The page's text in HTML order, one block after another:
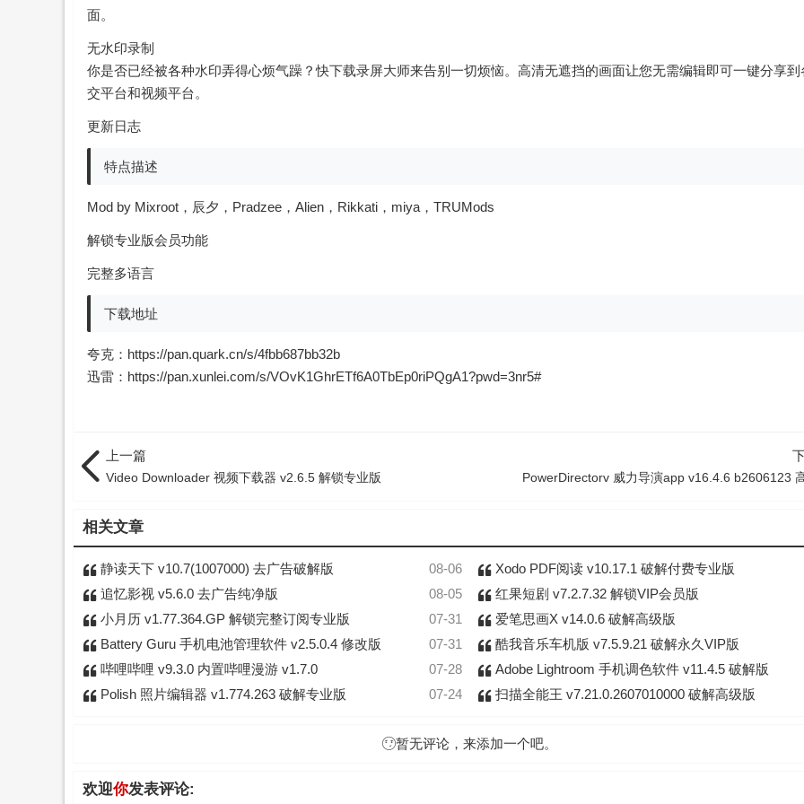
面。
无水印录制
你是否已经被各种水印弄得心烦气躁？快下载录屏大师来告别一切烦恼。高清无遮挡的画面让您无需编辑即可一键分享到
交平台和视频平台。
更新日志
特点描述
Mod by Mixroot，辰夕，Pradzee，Alien，Rikkati，miya，TRUMods
解锁专业版会员功能
完整多语言
下载地址
夸克： https://pan.quark.cn/s/4fbb687bb32b
迅雷： https://pan.xunlei.com/s/VOvK1GhrETf6A0TbEp0riPQgA1?pwd=3nr5#
上一篇
Video Downloader 视频下载器 v2.6.5 解锁专业版 PowerDirectorv 威力导演app v16.4.6 b2606123
相关文章
08-06
静读天下 v10.7(1007000) 去广告破解版
Xodo PDF阅读 v10.17.1 破解付费专业版
08-05
追忆影视 v5.6.0 去广告纯净版
红果短剧 v7.2.7.32 解锁VIP会员版
07-31
小月历 v1.77.364.GP 解锁完整订阅专业版
爱笔思画X v14.0.6 破解高级版
07-31
Battery Guru 手机电池管理软件 v2.5.0.4 修改版
酷我音乐车机版 v7.5.9.21 破解永久VIP版
07-28
哔哩哔哩 v9.3.0 内置哔哩漫游 v1.7.0
Adobe Lightroom 手机调色软件 v11.4.5 破解版
07-24
Polish 照片编辑器 v1.774.263 破解专业版 扫描全能王 v7.21.0.2607010000 破解高级版
暂无评论，来添加一个吧。
欢迎你发表评论: